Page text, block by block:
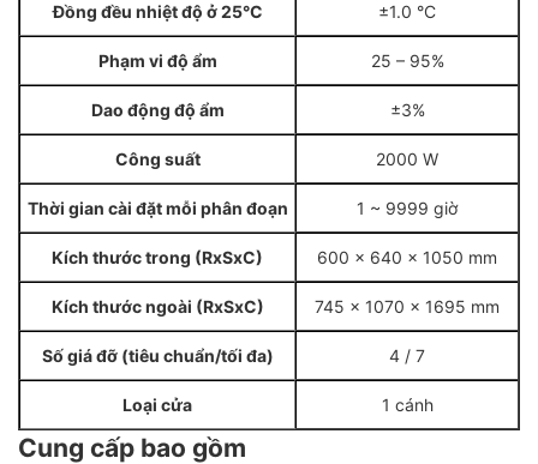
Đồng đều nhiệt độ ở 25°C ±1.0 °C
Phạm vi độ ẩm 25 – 95%
Dao động độ ẩm ±3%
Công suất 2000 W
Thời gian cài đặt mỗi phân đoạn 1 ~ 9999 giờ
Kích thước trong (RxSxC) 600 × 640 × 1050 mm
Kích thước ngoài (RxSxC) 745 × 1070 × 1695 mm
Số giá đỡ (tiêu chuẩn/tối đa) 4 / 7
Loại cửa 1 cánh
Cung cấp bao gồm